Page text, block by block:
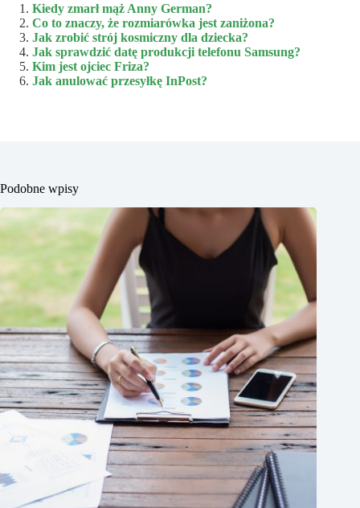
Kiedy zmarł mąż Anny German?
Co to znaczy, że rozmiarówka jest zaniżona?
Jak zrobić strój kosmiczny dla dziecka?
Jak sprawdzić datę produkcji telefonu Samsung?
Kim jest ojciec Friza?
Jak anulować przesyłkę InPost?
Podobne wpisy